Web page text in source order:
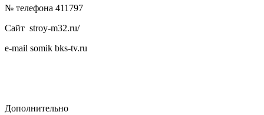
№ телефона 411797
Сайт stroy-m32.ru/
e-mail somik bks-tv.ru
Дополнительно